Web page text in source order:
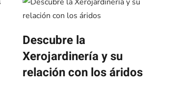
Descubre la
Xerojardinería y su
relación con los áridos